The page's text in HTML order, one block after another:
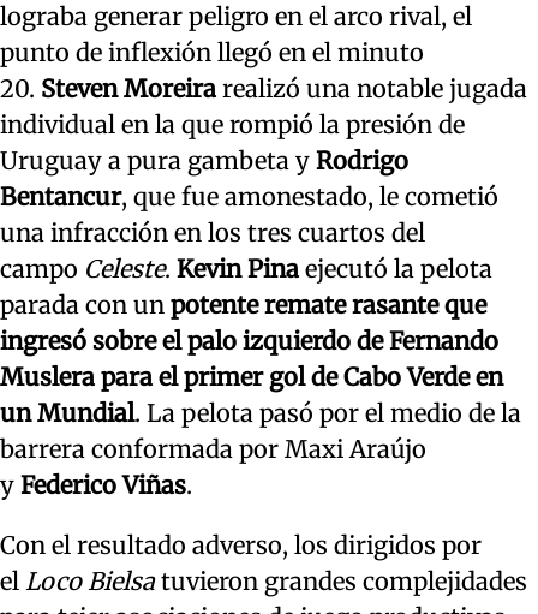
lograba generar peligro en el arco rival, el
punto de inflexión llegó en el minuto
20. Steven Moreira realizó una notable jugada
individual en la que rompió la presión de
Uruguay a pura gambeta y Rodrigo
Bentancur, que fue amonestado, le cometió
una infracción en los tres cuartos del
campo Celeste. Kevin Pina ejecutó la pelota
parada con un potente remate rasante que
ingresó sobre el palo izquierdo de Fernando
Muslera para el primer gol de Cabo Verde en
un Mundial. La pelota pasó por el medio de la
barrera conformada por Maxi Araújo
y Federico Viñas.
Con el resultado adverso, los dirigidos por
el Loco Bielsatuvieron grandes complejidades